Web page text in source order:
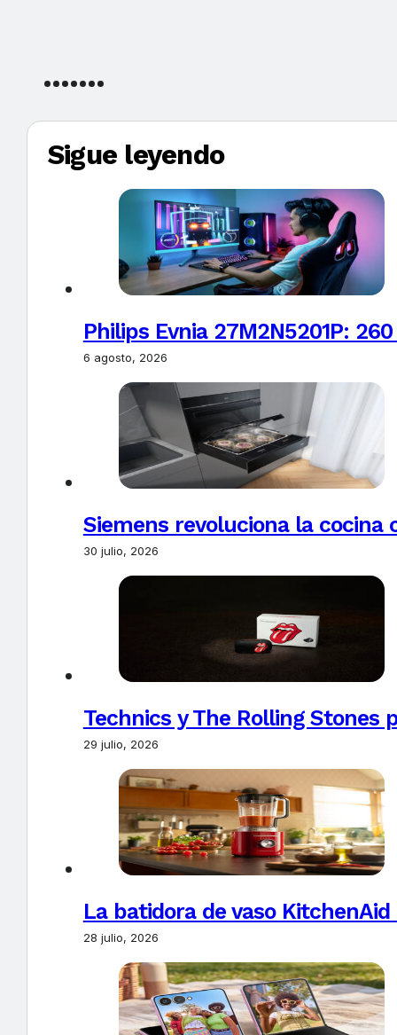
Sigue leyendo
Philips Evnia 27M2N5201P:
6 agosto, 2026
Siemens revoluciona la
30 julio, 2026
Technics y The Rolling Stones
29 julio, 2026
La batidora de vaso
28 julio, 2026